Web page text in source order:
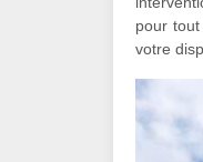
pour
votre